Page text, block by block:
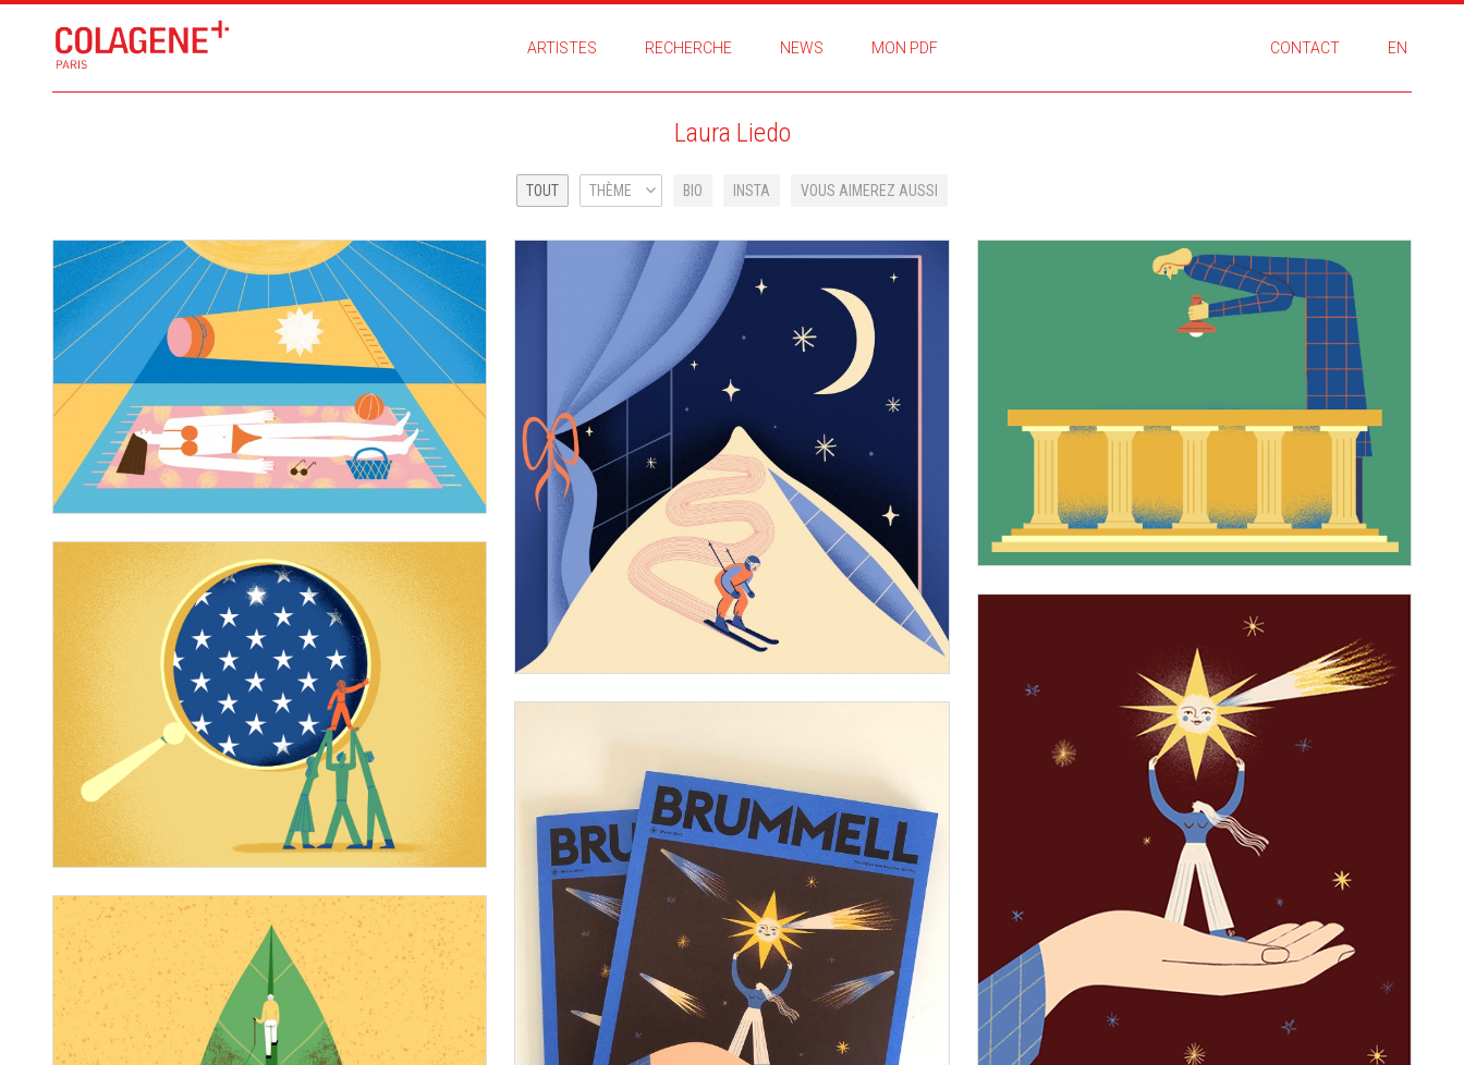
ARTISTES RECHERCHE NEWS MON PDF CONTACT EN
Laura Liedo
TOUT THÈME BIO INSTA VOUS AIMEREZ AUSSI